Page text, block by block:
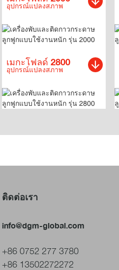
อุปกรณ์แปลงสภาพ
เมกะโฟลด์ 2800
อุปกรณ์แปลงสภาพ
ติดต่อเรา
info@dgm-global.com
+86 0752 277 3780
+86 13502272272